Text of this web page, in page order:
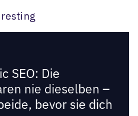
SEO: Die
nie dieselben –
bevor sie dich